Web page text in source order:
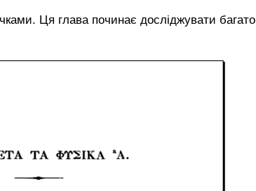
Ця глава починає досліджувати